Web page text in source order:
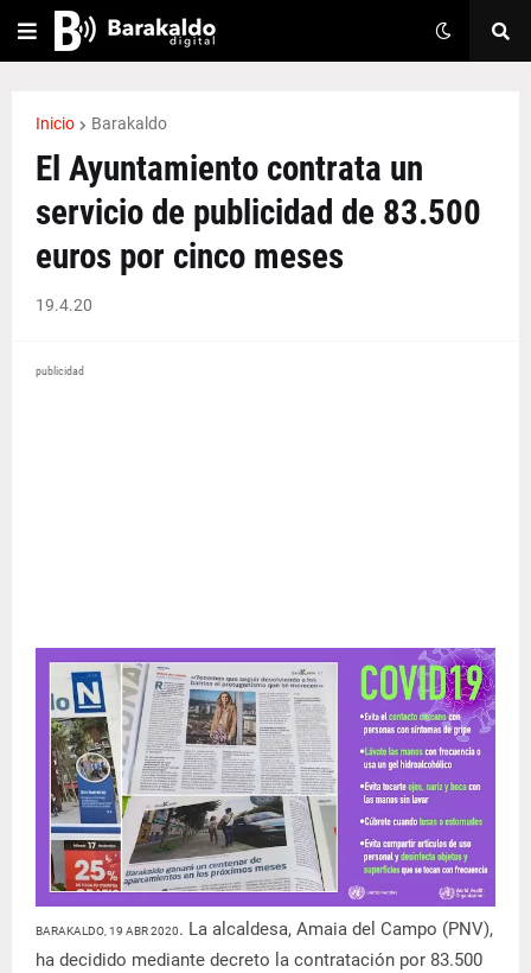
Inicio Barakaldo
El Ayuntamiento contrata un
servicio de publicidad de 83.500
euros por cinco meses
19.4.20
publicidad
BARAKALDO, 19 ABR 2020. La alcaldesa, Amaia del Campo (PNV),
ha decidido mediante decreto la contratación por 83.500